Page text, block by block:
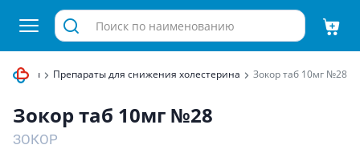
Препараты для снижения холестерина Зокор таб 10мг №28
Зокор таб 10мг №28
ЗОКОР